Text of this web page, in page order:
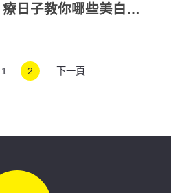
療日子教你哪些美白方
1 2 下一頁